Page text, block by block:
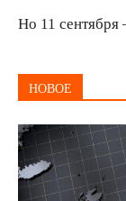
Но 11 сентября
НОВОЕ